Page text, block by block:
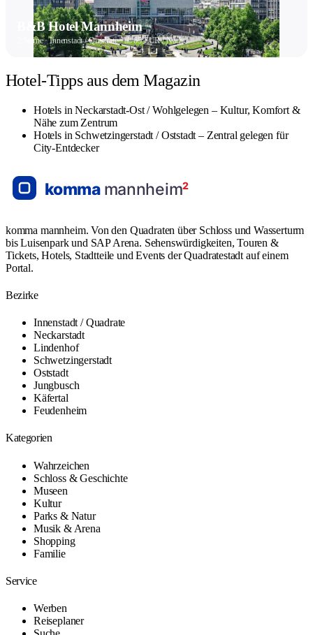
B&B Hotel Mannheim
2 Sterne · Innenstadt / Quadrate · ab 65 EUR / Nacht
Hotel-Tipps aus dem Magazin
Hotels in Neckarstadt-Ost / Wohlgelegen – Kultur, Komfort &
Nähe zum Zentrum
Hotels in Schwetzingerstadt / Oststadt – Zentral gelegen für
City-Entdecker
komma mannheim. Von den Quadraten über Schloss und Wasserturm
bis Luisenpark und SAP Arena. Sehenswürdigkeiten, Touren &
Tickets, Hotels, Stadtteile und Events der Quadratestadt auf einem
Portal.
Bezirke
Innenstadt / Quadrate
Neckarstadt
Lindenhof
Schwetzingerstadt
Oststadt
Jungbusch
Käfertal
Feudenheim
Kategorien
Wahrzeichen
Schloss & Geschichte
Museen
Kultur
Parks & Natur
Musik & Arena
Shopping
Familie
Service
Werben
Reiseplaner